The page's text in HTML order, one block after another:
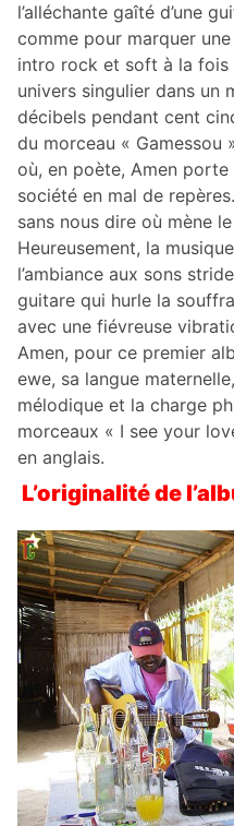
l’alléchante gaîté d’une
comme pour marquer
intro rock et soft à la fois
univers singulier dans un
décibels pendant cent
du morceau « Gamessou
où, en poète, Amen
société en mal de
sans nous dire où mène
Heureusement, la
l’ambiance aux sons
guitare qui hurle la
avec une fiévreuse
Amen, pour ce premier
ewe, sa langue
mélodique et la charge
morceaux « I see your
en anglais.
L’originalité de